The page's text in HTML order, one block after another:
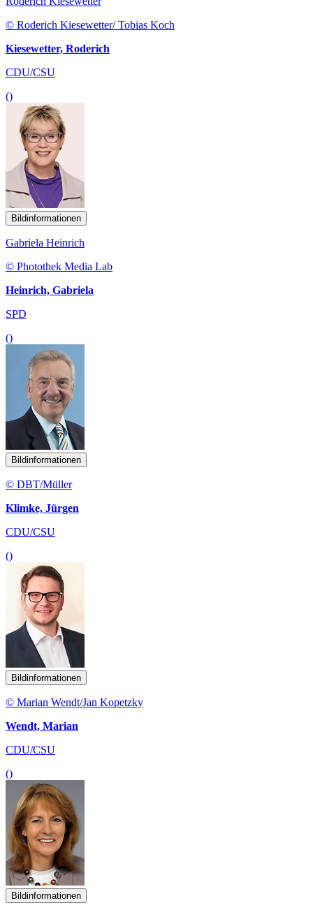
© Roderich Kiesewetter/ Tobias Koch
Kiesewetter, Roderich
CDU/CSU
()
Bildinformationen
Gabriela Heinrich
© Photothek Media Lab
Heinrich, Gabriela
SPD
()
Bildinformationen
© DBT/Müller
Klimke, Jürgen
CDU/CSU
()
Bildinformationen
© Marian Wendt/Jan Kopetzky
Wendt, Marian
CDU/CSU
()
Bildinformationen